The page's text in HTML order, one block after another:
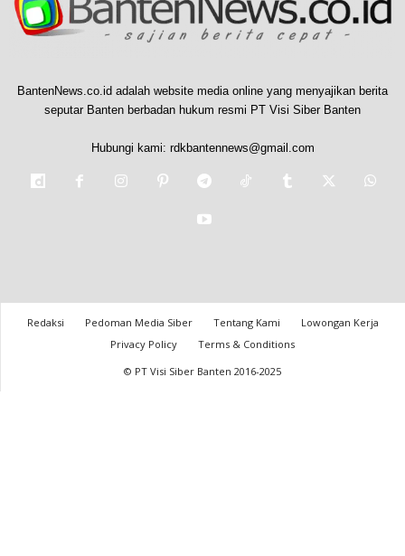
BantenNews.co.id adalah website media online yang menyajikan berita
seputar Banten berbadan hukum resmi PT Visi Siber Banten
Hubungi kami: rdkbantennews@gmail.com
Redaksi Pedoman Media Siber Tentang Kami
Lowongan Kerja
Privacy Policy
Terms & Conditions
© PT Visi Siber Banten 2016-2025